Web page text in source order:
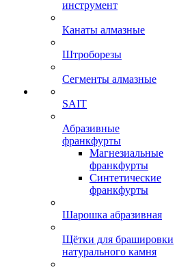
инструмент
Канаты алмазные
Штроборезы
Сегменты алмазные
SAIT
Абразивные
франкфурты
Магнезиальные
франкфурты
Синтетические
франкфурты
Шарошка абразивная
Щётки для брашировки
натурального камня